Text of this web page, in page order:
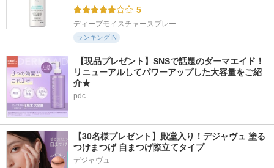
5
ディープモイスチャースプレー
ランキングIN
【現品プレゼント】SNSで話題のダーマエイド！
リニューアルしてパワーアップした大容量をご紹
介★
pdc
【30名様プレゼント】殿堂入り！デジャヴュ 塗る
つけまつげ 自まつげ際立てタイプ
デジャヴュ